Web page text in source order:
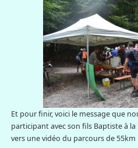
Et pour finir, voici le message que
participant avec son fils Baptiste à
vers une vidéo du parcours de 55km